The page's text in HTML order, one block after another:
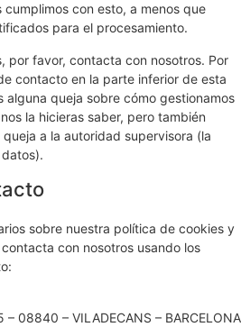
con esto, a menos que
para el procesamiento.
por favor, contacta con nosotros. Por
contacto en la parte inferior de esta
alguna queja sobre cómo gestionamos
la hicieras saber, pero también
a la autoridad supervisora (la
sobre nuestra política de cookies y
con nosotros usando los
– 08840 – VILADECANS – BARCELONA